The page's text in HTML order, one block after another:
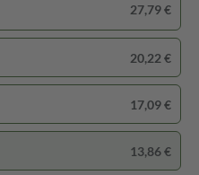
27,79 €
20,22 €
17,09 €
13,86 €